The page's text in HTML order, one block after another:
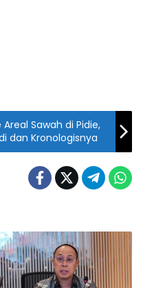
Sawah di Pidie,
dan Kronologisnya